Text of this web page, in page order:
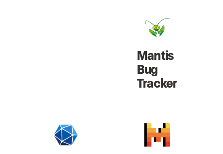
Mantis
Bug
Tracker